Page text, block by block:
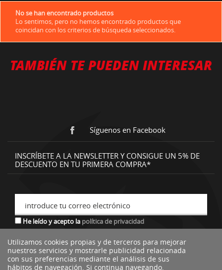
No se han encontrado productos
Lo sentimos, pero no hemos encontrado productos que
coincidan con los criterios de búsqueda seleccionados.
TAMBIÉN TE PUEDEN INTERESAR
Síguenos en Facebook
INSCRÍBETE A LA NEWSLETTER Y CONSIGUE UN 5% DE
DESCUENTO EN TU PRIMERA COMPRA*
introduce tu correo electrónico
He leído y acepto la política de privacidad
*descuento no acumulable a otras ofertas o promociones.
Utilizamos cookies propias y de terceros para mejorar
nuestros servicios y mostrarle publicidad relacionada
con sus preferencias mediante el análisis de sus
hábitos de navegación. Si continua navegando,